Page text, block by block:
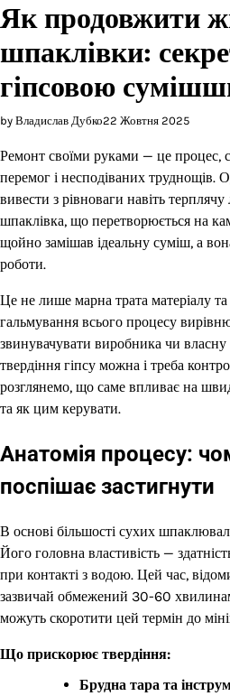
Як продовжити
шпаклівки:
гіпсовою
by Владислав Дубко22 Жовтня 2025
Ремонт своїми руками — це процес,
перемог і несподіваних труднощів.
вивести з рівноваги навіть
шпаклівка, що перетворюється на
щойно замішав ідеальну суміш, а
роботи.
Це не лише марна трата матеріалу
гальмування всього процесу
звинувачувати виробника чи власну
твердіння гіпсу можна і треба
розглянемо, що саме впливає на
та як цим керувати.
Анатомія процесу:
поспішає застигнути
В основі більшості сухих
Його головна властивість —
при контакті з водою. Цей час,
зазвичай обмежений 30-60
можуть скоротити цей термін до
Що прискорює твердіння:
Брудна тара та